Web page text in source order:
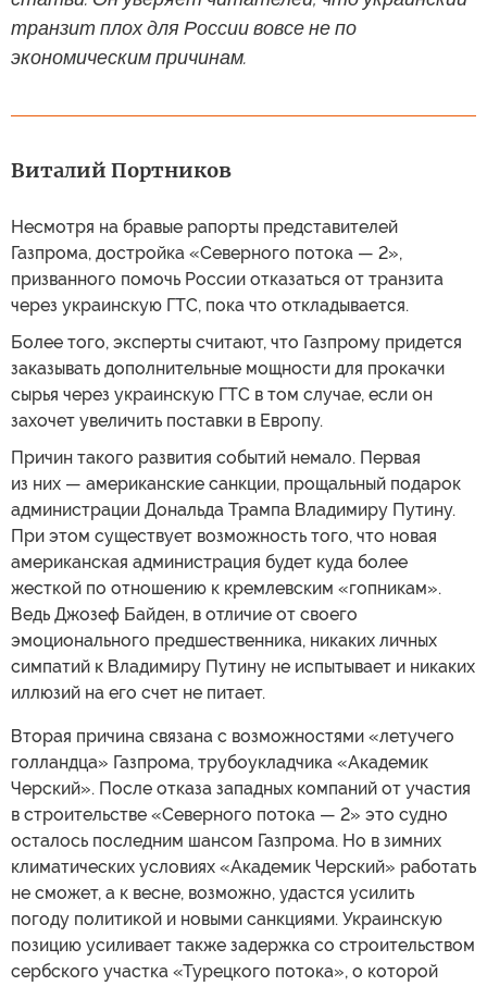
транзит плох для России вовсе не по
экономическим причинам.
Виталий Портников
Несмотря на бравые рапорты представителей
Газпрома, достройка «Северного потока — 2»,
призванного помочь России отказаться от транзита
через украинскую ГТС, пока что откладывается.
Более того, эксперты считают, что Газпрому придется
заказывать дополнительные мощности для прокачки
сырья через украинскую ГТС в том случае, если он
захочет увеличить поставки в Европу.
Причин такого развития событий немало. Первая
из них — американские санкции, прощальный подарок
администрации Дональда Трампа Владимиру Путину.
При этом существует возможность того, что новая
американская администрация будет куда более
жесткой по отношению к кремлевским «гопникам».
Ведь Джозеф Байден, в отличие от своего
эмоционального предшественника, никаких личных
симпатий к Владимиру Путину не испытывает и никаких
иллюзий на его счет не питает.
Вторая причина связана с возможностями «летучего
голландца» Газпрома, трубоукладчика «Академик
Черский». После отказа западных компаний от участия
в строительстве «Северного потока — 2» это судно
осталось последним шансом Газпрома. Но в зимних
климатических условиях «Академик Черский» работать
не сможет, а к весне, возможно, удастся усилить
погоду политикой и новыми санкциями. Украинскую
позицию усиливает также задержка со строительством
сербского участка «Турецкого потока», о которой